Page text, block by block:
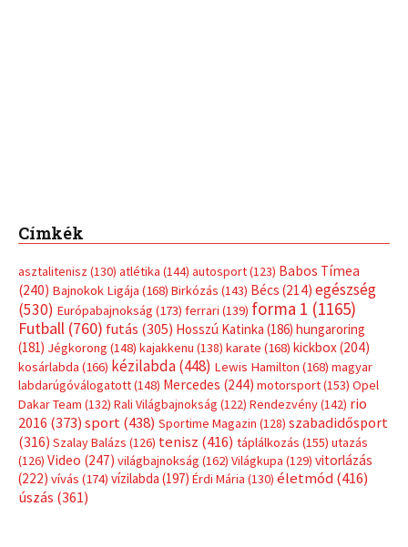
Címkék
asztalitenisz (130) atlétika (144) autosport(123) Babos Tímea
(240) Bajnokok Ligája (168) Birkózás (143) Bécs (214) egészség
(530) Európabajnokság (173) ferrari (139) forma 1 (1165)
Futball (760) futás (305) Hosszú Katinka (186) hungaroring
(181) Jégkorong (148) kajakkenu (138) karate (168) kickbox(204)
kosárlabda (166) kézilabda(448) Lewis Hamilton (168) magyar
labdarúgóválogatott(148) Mercedes (244) motorsport(153) Opel
Dakar Team (132) Rali Világbajnokság (122) Rendezvény(142) rio
2016 (373) sport(438) Sportime Magazin (128) szabadidősport
(316) Szalay Balázs (126) tenisz (416) táplálkozás (155) utazás
(126) Video (247) világbajnokság (162) Világkupa (129) vitorlázás
(222) vívás (174) vízilabda (197) Érdi Mária (130) életmód(416)
úszás (361)